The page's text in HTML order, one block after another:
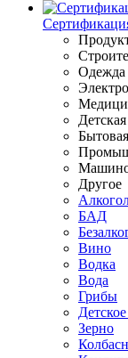
Одежда
Другое
БАД
Вино
Водка
Вода
Грибы
Зерно